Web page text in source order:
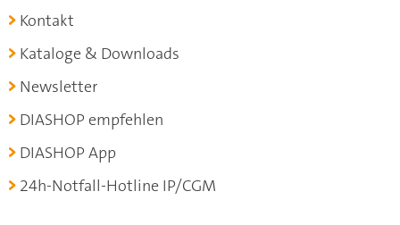
Kontakt
Kataloge & Downloads
Newsletter
DIASHOP empfehlen
DIASHOP App
24h-Notfall-Hotline IP/CGM